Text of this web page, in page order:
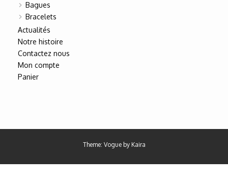
Bagues
Bracelets
Actualités
Notre histoire
Contactez nous
Mon compte
Panier
Theme: Vogue by Kaira